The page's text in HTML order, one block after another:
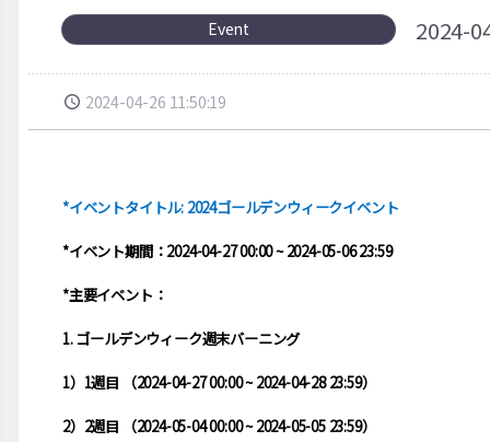
Event 2024-
2024-04-26 11:50:19
*イベントタイトル: 2024ゴールデンウィークイベント
*イベント期間：2024-04-27 00:00 ~ 2024-05-06 23:59
*主要イベント：
1. ゴールデンウィーク週末バーニング
1）1週目 （2024-04-27 00:00 ~ 2024-04-28 23:59）
2）2週目 （2024-05-04 00:00 ~ 2024-05-05 23:59）